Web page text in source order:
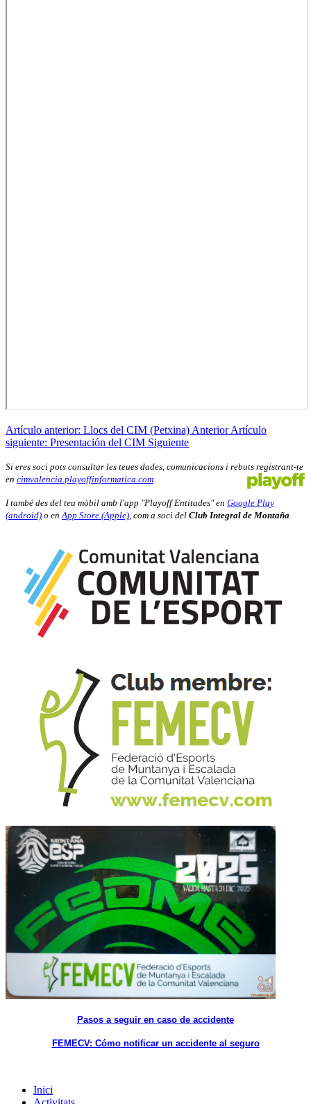
Artículo anterior: Llocs del CIM (Petxina) Anterior Artículo
siguiente: Presentación del CIM Siguiente
Si eres soci pots consultar les teues dades, comunicacions i rebuts registrant-te
en cimvalencia.playoffinformatica.com
I també des del teu mòbil amb l'app "Playoff Entitades" en Google Play
(android) o en App Store (Apple) , com a soci del Club Integral de Montaña
Pasos a seguir en caso de accidente
FEMECV: Cómo notificar un accidente al seguro
Inici